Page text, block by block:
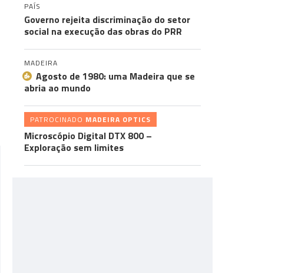
PAÍS
Governo rejeita discriminação do setor
social na execução das obras do PRR
MADEIRA
Agosto de 1980: uma Madeira que se
abria ao mundo
PATROCINADO MADEIRA OPTICS
Microscópio Digital DTX 800 –
Exploração sem limites